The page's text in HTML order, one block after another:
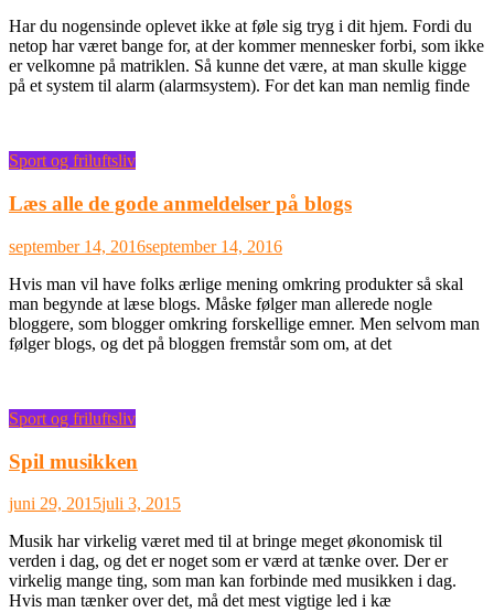
Har du nogensinde oplevet ikke at føle sig tryg i dit hjem. Fordi du
netop har været bange for, at der kommer mennesker forbi, som ikke
er velkomne på matriklen. Så kunne det være, at man skulle kigge
på et system til alarm (alarmsystem). For det kan man nemlig finde
Sport og friluftsliv
Læs alle de gode anmeldelser på blogs
september 14, 2016september 14, 2016
Hvis man vil have folks ærlige mening omkring produkter så skal
man begynde at læse blogs. Måske følger man allerede nogle
bloggere, som blogger omkring forskellige emner. Men selvom man
følger blogs, og det på bloggen fremstår som om, at det
Sport og friluftsliv
Spil musikken
juni 29, 2015juli 3, 2015
Musik har virkelig været med til at bringe meget økonomisk til
verden i dag, og det er noget som er værd at tænke over. Der er
virkelig mange ting, som man kan forbinde med musikken i dag.
Hvis man tænker over det, må det mest vigtige led i kæ